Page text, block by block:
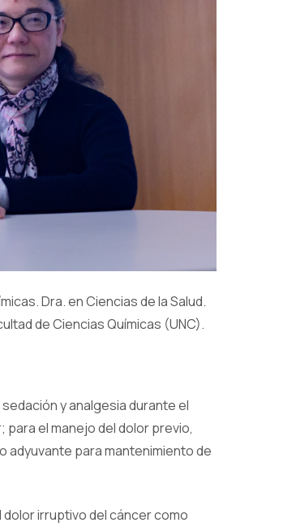
Dra. en Ciencias de la Salud.
de Ciencias Químicas (UNC).
y analgesia durante el
el manejo del dolor previo,
adyuvante para mantenimiento de
dolor irruptivo del cáncer como